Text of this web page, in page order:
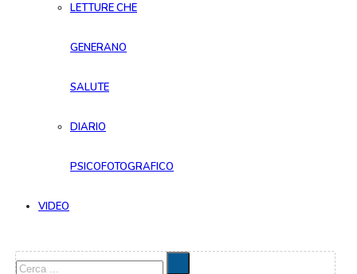
LETTURE CHE
GENERANO
SALUTE
DIARIO
PSICOFOTOGRAFICO
VIDEO
Cerca